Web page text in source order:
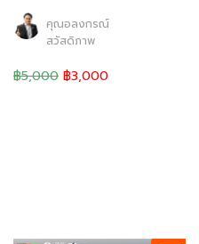
คุณอลงกรณ์
สวัสดิภาพ
฿5,000 ฿3,000